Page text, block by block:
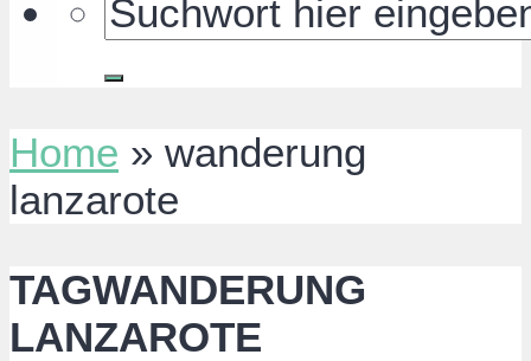
Home » wanderung
lanzarote
TAGWANDERUNG
LANZAROTE